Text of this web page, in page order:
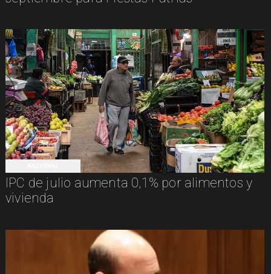
IPC de julio aumenta 0,1% por alimentos y
vivienda